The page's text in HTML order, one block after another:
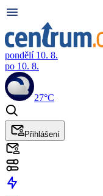
pondělí 10. 8.
po 10. 8.
27°C
Přihlášení